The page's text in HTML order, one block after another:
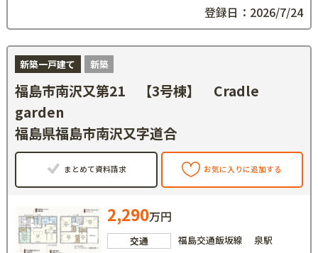
登録日：2026/7/24
新築一戸建て 新築
福島市南沢又第21 【3号棟】 Cradle
garden
福島県福島市南沢又字道合
まとめて資料請求 お気に入りに追加する
2,290万円
交通
福島交通飯坂線 泉駅